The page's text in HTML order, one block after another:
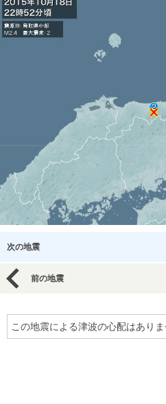
次の地震
前の地震
この地震による津波の心配はありま